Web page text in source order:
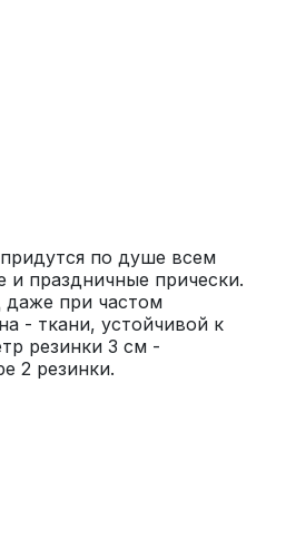
по душе всем
праздничные прически.
даже при частом
- ткани, устойчивой к
резинки 3 см -
2 резинки.